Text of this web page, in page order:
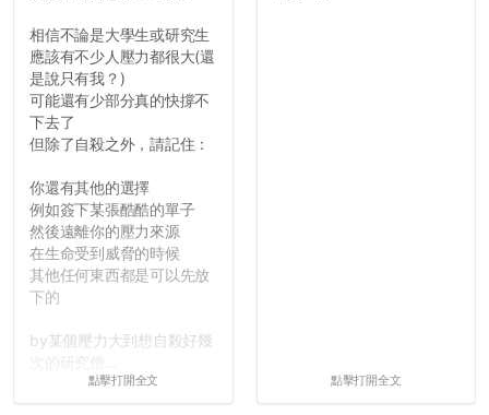
相信不論是大學生或研究生
應該有不少人壓力都很大(還
是說只有我？)
可能還有少部分真的快撐不
下去了
但除了自殺之外，請記住：
你還有其他的選擇
例如簽下某張酷酷的單子
然後遠離你的壓力來源
在生命受到威脅的時候
其他任何東西都是可以先放
下的
by某個壓力大到想自殺好幾
點擊打開全文 點擊打開全文